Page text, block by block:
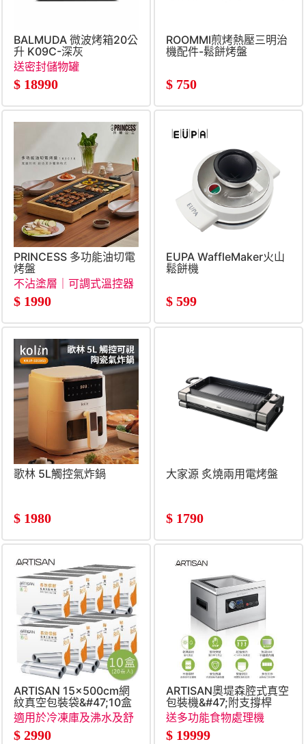
BALMUDA 微波烤箱20公
升 K09C-深灰
送密封儲物罐
$ 18990
ROOMMI煎烤熱壓三明治
機配件-鬆餅烤盤
$ 750
PRINCESS 多功能油切電
烤盤
不沾塗層｜可調式溫控器
$ 1990
EUPA WaffleMaker火山
鬆餅機
$ 599
歌林 5L觸控氣炸鍋
$ 1980
大家源 炙燒兩用電烤盤
$ 1790
ARTISAN 15x500cm網
紋真空包裝袋&#47;10盒
適用於冷凍庫及沸水及舒
肥
$ 2990
ARTISAN奧堤森腔式真空
包裝機&#47;附支撐桿
送多功能食物處理機
$ 19999